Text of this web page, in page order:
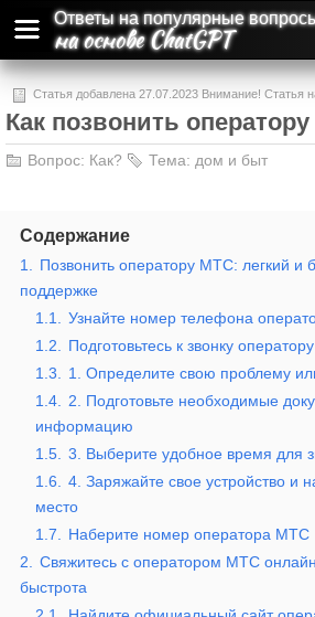
Ответы на популярные
на основе ChatGPT
Статья добавлена 27.07.2023 Внимание! Статья
и может содержать ошибки и неточности.
Как позвонить
Вопрос: Как? Тема: дом и быт
Содержание
1.
Позвонить оператору МТС: легкий и
поддержке
1.1.
Узнайте номер телефона
1.2.
Подготовьтесь к звонку
1.3.
1. Определите свою проблему
1.4.
2. Подготовьте необходимые
информацию
1.5.
3. Выберите удобное время для
1.6.
4. Заряжайте свое устройство и
место
1.7.
Наберите номер оператора МТС
2.
Свяжитесь с оператором МТС
быстрота